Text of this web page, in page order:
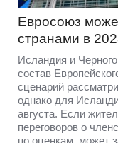
Евросоюз
странами в
Исландия и
состав
сценарий
однако для
августа. Если
переговоров о
по оценкам, может